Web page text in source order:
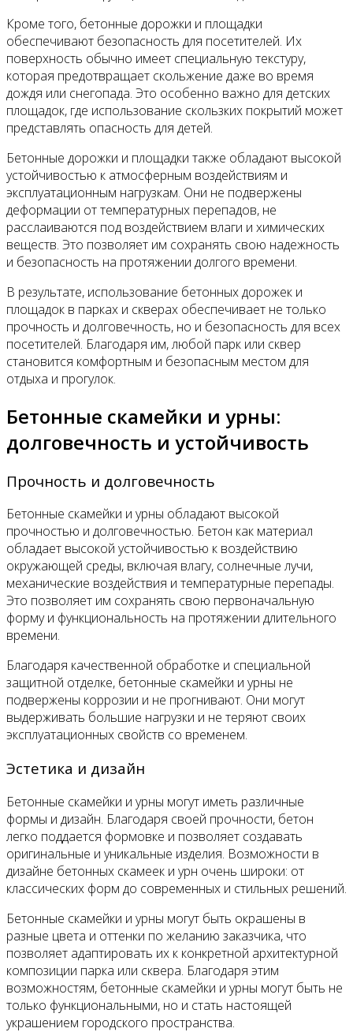
Кроме того, бетонные дорожки и площадки
обеспечивают безопасность для посетителей. Их
поверхность обычно имеет специальную текстуру,
которая предотвращает скольжение даже во время
дождя или снегопада. Это особенно важно для детских
площадок, где использование скользких покрытий может
представлять опасность для детей.
Бетонные дорожки и площадки также обладают высокой
устойчивостью к атмосферным воздействиям и
эксплуатационным нагрузкам. Они не подвержены
деформации от температурных перепадов, не
расслаиваются под воздействием влаги и химических
веществ. Это позволяет им сохранять свою надежность
и безопасность на протяжении долгого времени.
В результате, использование бетонных дорожек и
площадок в парках и скверах обеспечивает не только
прочность и долговечность, но и безопасность для всех
посетителей. Благодаря им, любой парк или сквер
становится комфортным и безопасным местом для
отдыха и прогулок.
Бетонные скамейки и урны:
долговечность и устойчивость
Прочность и долговечность
Бетонные скамейки и урны обладают высокой
прочностью и долговечностью. Бетон как материал
обладает высокой устойчивостью к воздействию
окружающей среды, включая влагу, солнечные лучи,
механические воздействия и температурные перепады.
Это позволяет им сохранять свою первоначальную
форму и функциональность на протяжении длительного
времени.
Благодаря качественной обработке и специальной
защитной отделке, бетонные скамейки и урны не
подвержены коррозии и не прогнивают. Они могут
выдерживать большие нагрузки и не теряют своих
эксплуатационных свойств со временем.
Эстетика и дизайн
Бетонные скамейки и урны могут иметь различные
формы и дизайн. Благодаря своей прочности, бетон
легко поддается формовке и позволяет создавать
оригинальные и уникальные изделия. Возможности в
дизайне бетонных скамеек и урн очень широки: от
классических форм до современных и стильных решений.
Бетонные скамейки и урны могут быть окрашены в
разные цвета и оттенки по желанию заказчика, что
позволяет адаптировать их к конкретной архитектурной
композиции парка или сквера. Благодаря этим
возможностям, бетонные скамейки и урны могут быть не
только функциональными, но и стать настоящей
украшением городского пространства.